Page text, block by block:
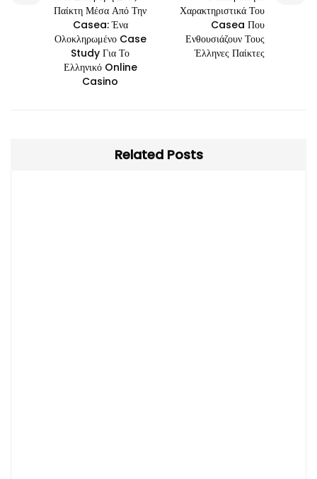
Παίκτη Μέσα Από Την
Casea: Ένα
Ολοκληρωμένο Case
Study Για Το
Ελληνικό Online
Casino
Χαρακτηριστικά Του
Casea Που
Ενθουσιάζουν Τους
Έλληνες Παίκτες
Related Posts